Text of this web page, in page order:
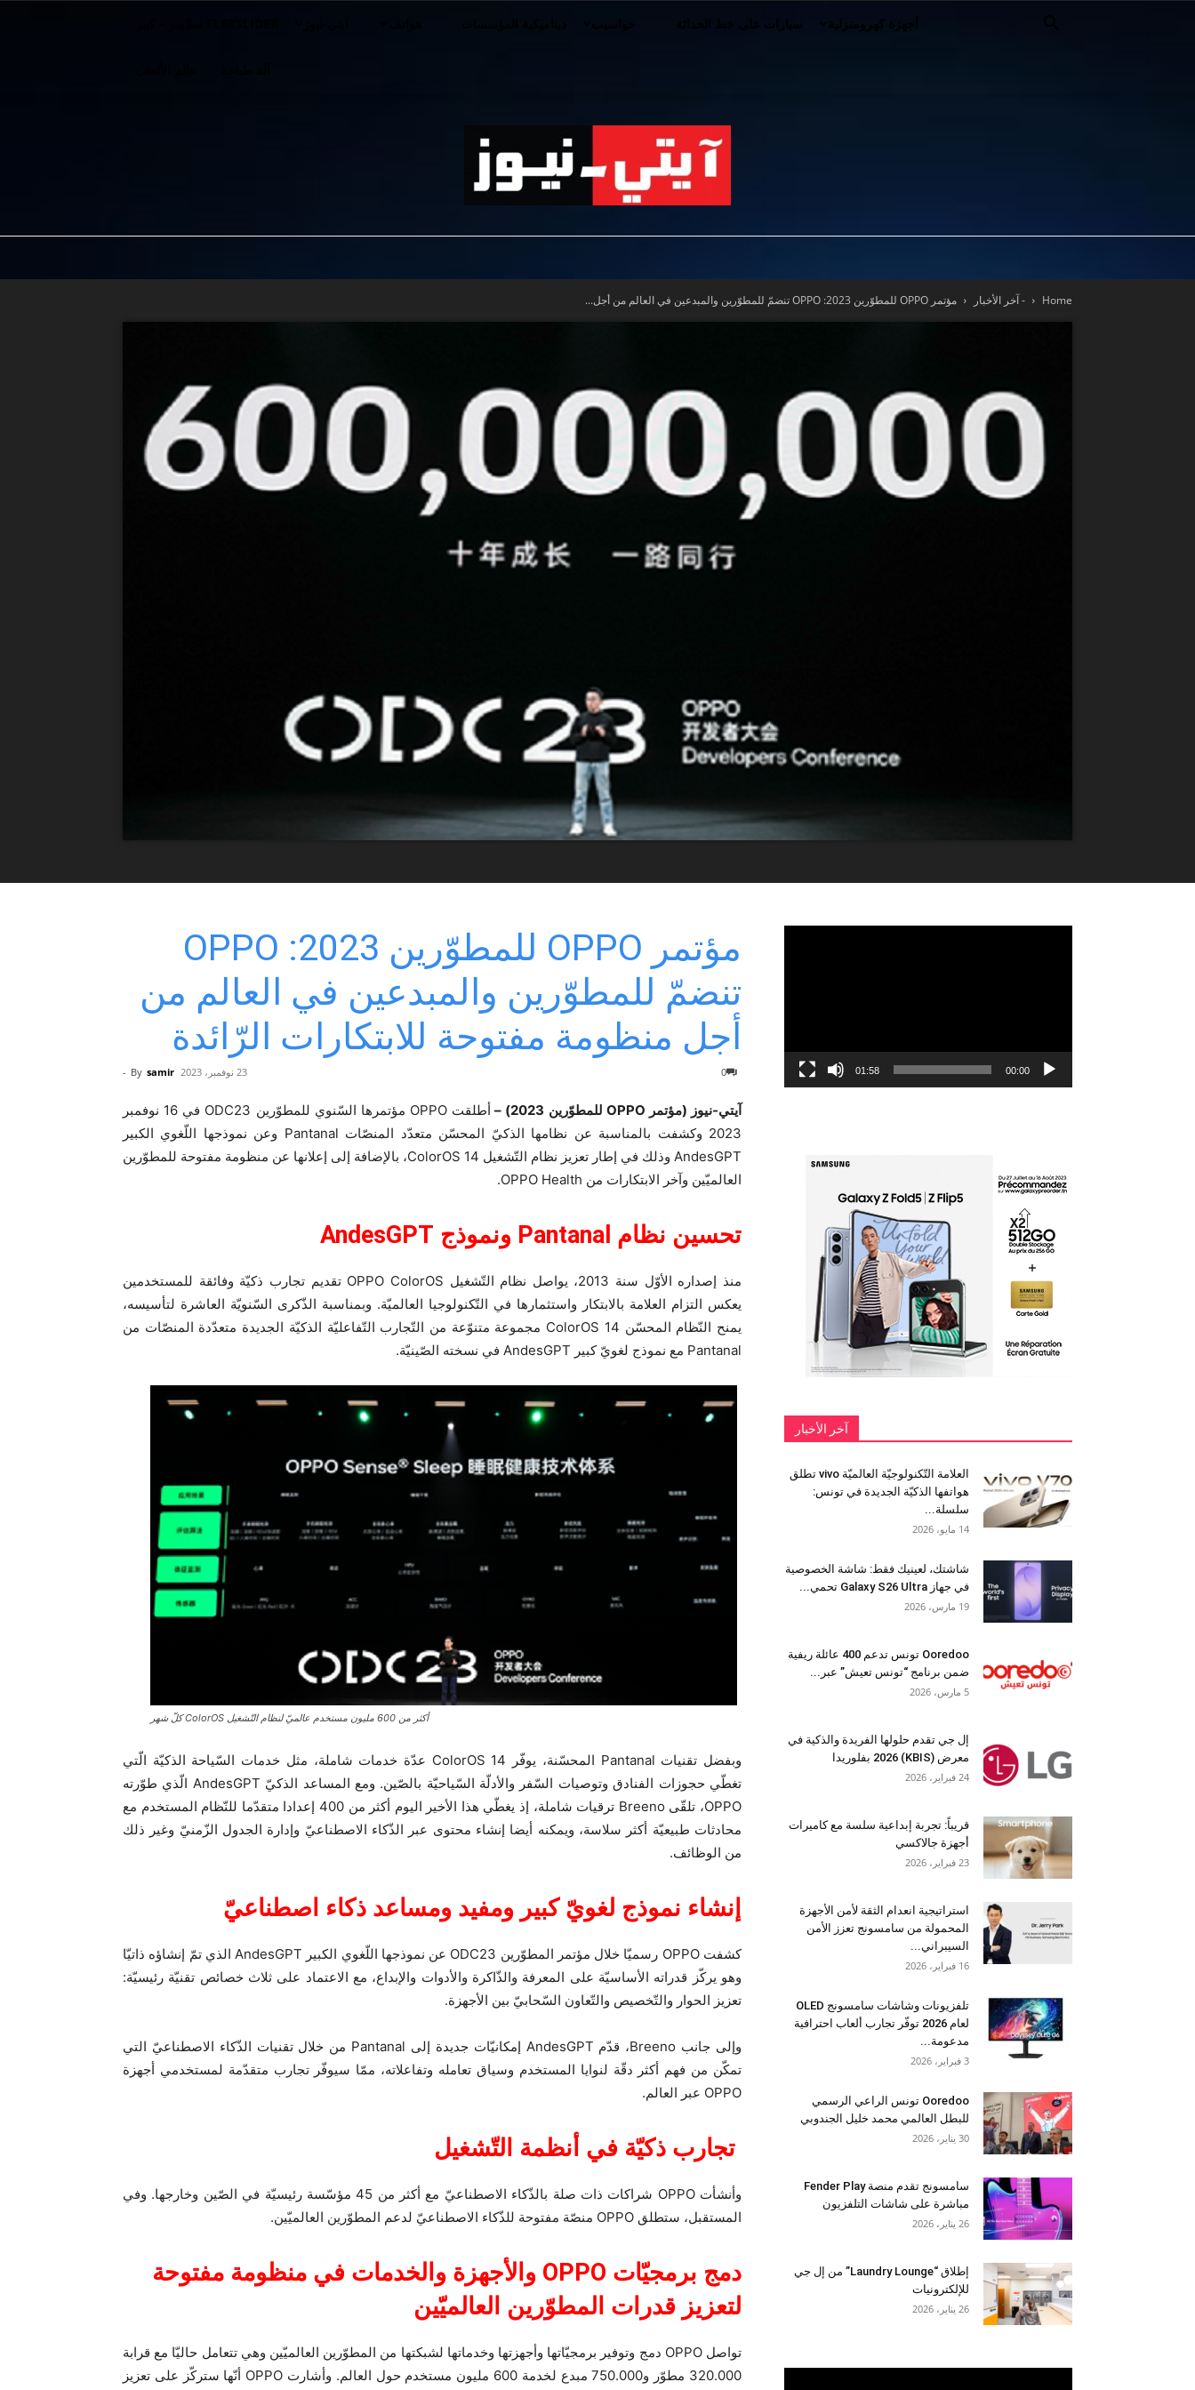
سيارات على خط الحداثة أجهزة كهرومنزلية
News
(arabic)
Home - آخر الأخبار مؤتمر OPPO للمطوّرين 2023: OPPO تنضمّ للمطوّرين والمبدعين في العالم من أجل...
مؤتمر OPPO للمطوّرين 2023: OPPO
تنضمّ للمطوّرين والمبدعين في العالم من
أجل منظومة مفتوحة للابتكارات الرّائدة
By samir
- 23 نوفمبر، 2023 0
آيتي-نيوز (مؤتمر OPPO للمطوّرين 2023) –
أطلقت OPPO مؤتمرها السّنوي للمطوّرين ODC23 في 16 نوفمبر
2023 وكشفت بالمناسبة عن نظامها الذكيّ المحسّن متعدّد المنصّات Pantanal وعن نموذجها اللّغوي الكبير
AndesGPT وذلك في إطار تعزيز نظام التّشغيل ColorOS 14، بالإضافة إلى إعلانها عن منظومة مفتوحة للمطوّرين
العالميّين وآخر الابتكارات من OPPO Health.
تحسين نظام Pantanal ونموذج AndesGPT
منذ إصداره الأوّل سنة 2013، يواصل نظام التّشغيل OPPO ColorOS تقديم تجارب ذكيّة وفائقة للمستخدمين
يعكس التزام العلامة بالابتكار واستثمارها في التّكنولوجيا العالميّة. وبمناسبة الذّكرى السّنويّة العاشرة لتأسيسه،
يمنح النّظام المحسّن ColorOS 14 مجموعة متنوّعة من التّجارب التّفاعليّة الذكيّة الجديدة متعدّدة المنصّات من
Pantanal مع نموذج لغويّ كبير AndesGPT في نسخته الصّينيّة.
أكثر من 600 مليون مستخدم عالميّ لنظام التّشغيل ColorOS كلّ شهر
وبفضل تقنيات Pantanal المحسّنة، يوفّر ColorOS 14 عدّة خدمات شاملة، مثل خدمات السّياحة الذكيّة الّتي
تغطّي حجوزات الفنادق وتوصيات السّفر والأدلّة السّياحيّة بالصّين. ومع المساعد الذكيّ AndesGPT الّذي طوّرته
OPPO، تلقّى Breeno ترقيات شاملة، إذ يغطّي هذا الأخير اليوم أكثر من 400 إعدادا متقدّما للنّظام المستخدم مع
محادثات طبيعيّة أكثر سلاسة، ويمكنه أيضا إنشاء محتوى عبر الذّكاء الاصطناعيّ وإدارة الجدول الزّمنيّ وغير ذلك
من الوظائف.
إنشاء نموذج لغويّ كبير ومفيد ومساعد ذكاء اصطناعيّ
كشفت OPPO رسميّا خلال مؤتمر المطوّرين ODC23 عن نموذجها اللّغوي الكبير AndesGPT الذي تمّ إنشاؤه ذاتيّا
وهو يركّز قدراته الأساسيّة على المعرفة والذّاكرة والأدوات والإبداع، مع الاعتماد على ثلاث خصائص تقنيّة رئيسيّة:
تعزيز الحوار والتّخصيص والتّعاون السّحابيّ بين الأجهزة.
وإلى جانب Breeno، قدّم AndesGPT إمكانيّات جديدة إلى Pantanal من خلال تقنيات الذّكاء الاصطناعيّ التي
تمكّن من فهم أكثر دقّة لنوايا المستخدم وسياق تعامله وتفاعلاته، ممّا سيوفّر تجارب متقدّمة لمستخدمي أجهزة
OPPO عبر العالم.
تجارب ذكيّة في أنظمة التّشغيل
وأنشأت OPPO شراكات ذات صلة بالذّكاء الاصطناعيّ مع أكثر من 45 مؤسّسة رئيسيّة في الصّين وخارجها. وفي
المستقبل، ستطلق OPPO منصّة مفتوحة للذّكاء الاصطناعيّ لدعم المطوّرين العالميّين.
دمج برمجيّات OPPO والأجهزة والخدمات في منظومة مفتوحة
لتعزيز قدرات المطوّرين العالميّين
تواصل OPPO دمج وتوفير برمجيّاتها وأجهزتها وخدماتها لشبكتها من المطوّرين العالميّين وهي تتعامل حاليّا مع قرابة
320.000 مطوّر و750.000 مبدع لخدمة 600 مليون مستخدم حول العالم. وأشارت OPPO أنّها ستركّز على تعزيز
00:00
01:58
آخر الأخبار
العلامة التّكنولوجيّة العالميّة vivo تطلق
هواتفها الذكيّة الجديدة في تونس:
سلسلة...
14 مايو، 2026
شاشتك، لعينيك فقط: شاشة الخصوصية
في جهاز Galaxy S26 Ultra تحمي...
19 مارس، 2026
Ooredoo تونس تدعم 400 عائلة ريفية
ضمن برنامج “تونس تعيش” عبر...
5 مارس، 2026
إل جي تقدم حلولها الفريدة والذكية في
معرض (KBIS) 2026 بفلوريدا
24 فبراير، 2026
قريباً: تجربة إبداعية سلسة مع كاميرات
أجهزة جالاكسي
23 فبراير، 2026
استراتيجية انعدام الثقة لأمن الأجهزة
المحمولة من سامسونج تعزز الأمن
السيبراني...
16 فبراير، 2026
تلفزيونات وشاشات سامسونج OLED
لعام 2026 توفّر تجارب ألعاب احترافية
مدعومة...
3 فبراير، 2026
Ooredoo تونس الراعي الرسمي
للبطل العالمي محمد خليل الجندوبي
30 يناير، 2026
سامسونج تقدم منصة Fender Play
مباشرة على شاشات التلفزيون
26 يناير، 2026
إطلاق “Laundry Lounge” من إل جي
للإلكترونيات
26 يناير، 2026